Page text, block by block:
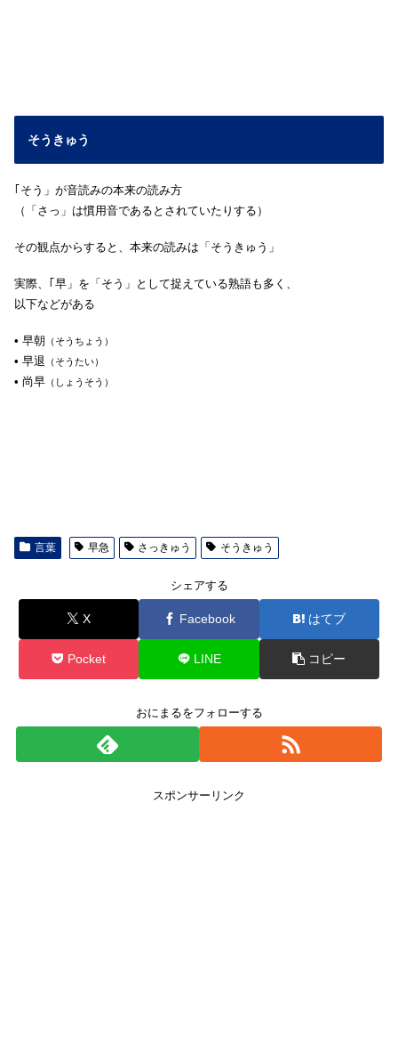
そうきゅう
｢そう」が音読みの本来の読み方
（「さっ」は慣用音であるとされていたりする）
その観点からすると、本来の読みは「そうきゅう」
実際、｢早」を「そう」として捉えている熟語も多く、
以下などがある
• 早朝 （そうちょう）
• 早退 （そうたい）
• 尚早 （しょうそう）
言葉 早急 さっきゅう そうきゅう
シェアする
X Facebook はてブ
Pocket LINE コピー
おにまるをフォローする
スポンサーリンク